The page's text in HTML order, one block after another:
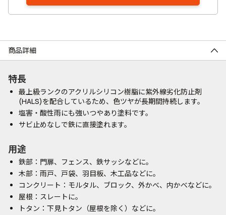
商品詳細
特長
最上級ランクのアクリルシリコン樹脂に紫外線劣化防止剤
(HALS)を配合しているため、色ツヤが長期間持続します。
塩害・酸性雨にも強いつやあり塗料です。
サビ止めなしで鉄に直接塗れます。
用途
鉄部：門扉、フェンス、鉄サッシなどに。
木部：雨戸、戸袋、羽目板、木工品などに。
コンクリート：モルタル、ブロック、外かべ、内かべなどに。
屋根：スレートに。
トタン：下見トタン（屋根を除く）などに。